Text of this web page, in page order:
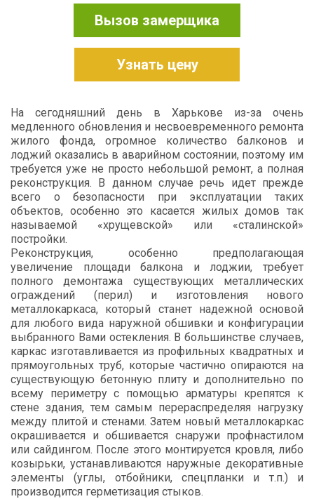
Вызов замерщика
Узнать цену
На сегодняшний день в Харькове из-за очень
медленного обновления и несвоевременного ремонта
жилого фонда, огромное количество балконов и
лоджий оказались в аварийном состоянии, поэтому им
требуется уже не просто небольшой ремонт, а полная
реконструкция. В данном случае речь идет прежде
всего о безопасности при эксплуатации таких
объектов, особенно это касается жилых домов так
называемой «хрущевской» или «сталинской»
постройки.
Реконструкция, особенно предполагающая
увеличение площади балкона и лоджии, требует
полного демонтажа существующих металлических
ограждений (перил) и изготовления нового
металлокаркаса, который станет надежной основой
для любого вида наружной обшивки и конфигурации
выбранного Вами остекления. В большинстве случаев,
каркас изготавливается из профильных квадратных и
прямоугольных труб, которые частично опираются на
существующую бетонную плиту и дополнительно по
всему периметру с помощью арматуры крепятся к
стене здания, тем самым перераспределяя нагрузку
между плитой и стенами. Затем новый металлокаркас
окрашивается и обшивается снаружи профнастилом
или сайдингом. После этого монтируется кровля, либо
козырьки, устанавливаются наружные декоративные
элементы (углы, отбойники, спецпланки и т.п.) и
производится герметизация стыков.